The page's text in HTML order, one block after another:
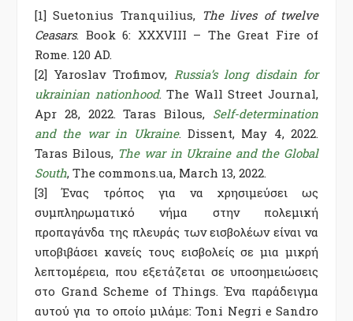
[1] Suetonius Tranquilius, The lives of twelve
Ceasars. Book 6: XXXVIII – The Great Fire of
Rome. 120 AD.
[2] Yaroslav Trofimov, Russia’s long disdain for
ukrainian nationhood. The Wall Street Journal,
Apr 28, 2022. Taras Bilous, Self-determination
and the war in Ukraine. Dissent, May 4, 2022.
Taras Bilous, The war in Ukraine and the Global
South, The commons.ua, March 13, 2022.
[3] Ένας τρόπος για να χρησιμεύσει ως
συμπληρωματικό νήμα στην πολεμική
προπαγάνδα της πλευράς των εισβολέων είναι να
υποβιβάσει κανείς τους εισβολείς σε μια μικρή
λεπτομέρεια, που εξετάζεται σε υποσημειώσεις
στο Grand Scheme of Things . Ένα παράδειγμα
αυτού για το οποίο μιλάμε:Toni Negri e Sandro